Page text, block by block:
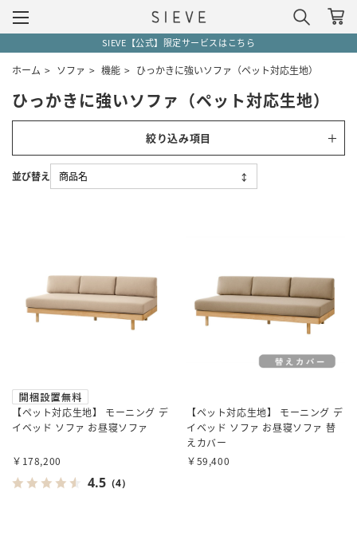
SIEVE【公式】限定サービスはこちら
ホーム > ソファ > 機能 > ひっかきに強いソファ（ペット対応生地）
ひっかきに強いソファ（ペット対応生地）
絞り込み項目
【ペット対応生地】 モーニング デ
イベッド ソファ お昼寝ソファ
￥178,200
4.5 （4）
【ペット対応生地】 モーニング デ
イベッド ソファ お昼寝ソファ 替
えカバー
￥59,400